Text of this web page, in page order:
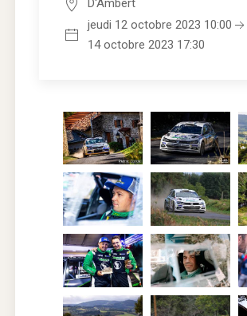
jeudi 12 octobre 2023 10:00
14 octobre 2023 17:30